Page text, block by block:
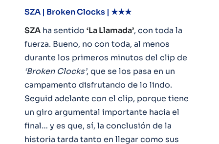
SZA | Broken Clocks | ★★★
SZA ha sentido ‘La Llamada’, con toda la
fuerza. Bueno, no con toda, al menos
durante los primeros minutos del clip de
‘Broken Clocks’, que se los pasa en un
campamento disfrutando de lo lindo.
Seguid adelante con el clip, porque tiene
un giro argumental importante hacia el
final… y es que, sí, la conclusión de la
historia tarda tanto en llegar como sus